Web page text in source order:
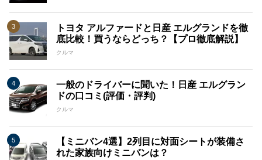
トヨタ アルファードと日産 エルグランドを徹
底比較！買うならどっち？【プロ徹底解説】
クルマ
一般のドライバーに聞いた！日産 エルグラン
ドの口コミ(評価・評判)
クルマ
【ミニバン4選】2列目に対面シートが装備さ
れた家族向けミニバンは？